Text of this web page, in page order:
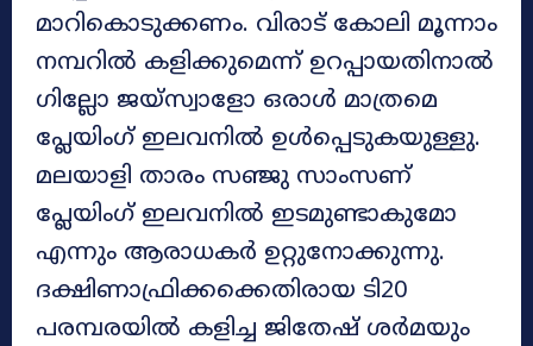
മാറികൊടുക്കണം. വിരാട് കോലി മൂന്നാം
നമ്പറില്‍ കളിക്കുമെന്ന് ഉറപ്പായതിനാല്‍
ഗില്ലോ ജയ്‌സ്വാളോ ഒരാള്‍ മാത്രമെ
പ്ലേയിംഗ് ഇലവനില്‍ ഉൾപ്പെടുകയുള്ളു.
മലയാളി താരം സഞ്ജു സാംസണ്
പ്ലേയിംഗ് ഇലവനില്‍ ഇടമുണ്ടാകുമോ
എന്നും ആരാധകര്‍ ഉറ്റുനോക്കുന്നു.
ദക്ഷിണാഫ്രിക്കക്കെതിരായ ടി20
പരമ്പരയില്‍ കളിച്ച ജിതേഷ് ശര്‍മയും